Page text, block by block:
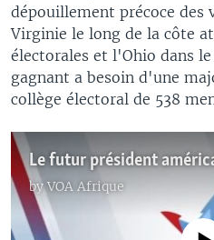
dépouillement précoce des
Virginie le long de la côte
électorales et l'Ohio dans le
gagnant a besoin d'une
collège électoral de 538
byVOA Afrique
No media